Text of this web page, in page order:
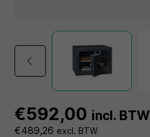
€592,00 incl. BTW
€489,26 excl. BTW